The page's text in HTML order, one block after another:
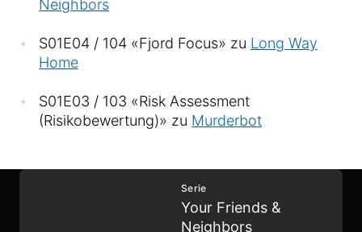
Neighbors
S01E04 / 104 «Fjord Focus» zu Long Way
Home
S01E03 / 103 «Risk Assessment
(Risikobewertung)» zu Murderbot
Serie
Your Friends &
Neighbors